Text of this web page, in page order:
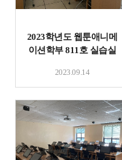
2023학년도 웹툰애니메
이션학부 811호 실습실
2023.09.14